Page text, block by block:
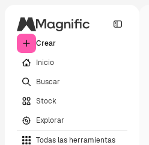
Crear
Inicio
Buscar
Stock
Explorar
Todas las herramientas